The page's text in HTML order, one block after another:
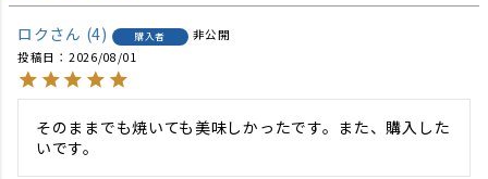
ロク 4 購入者
非公開
投稿日
2026/08/01
そのままでも焼いても美味しかったです。また、購入した
いです。